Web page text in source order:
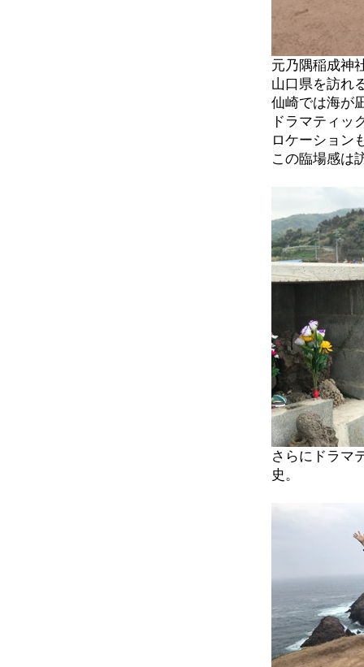
元乃隅稲成神
山口県を訪れ
仙崎では海が
ドラマティッ
ロケーション
この臨場感は
さらにドラマ
史。